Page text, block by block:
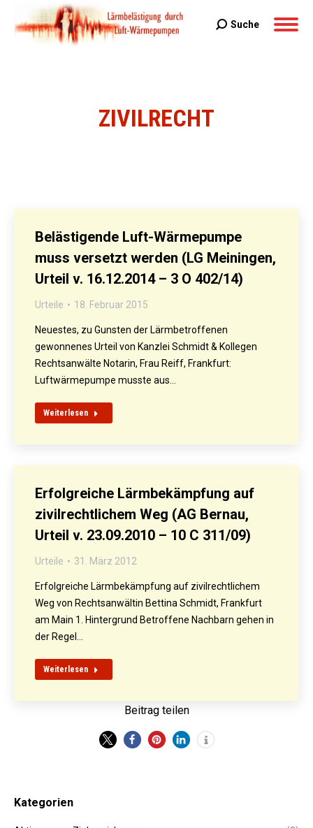
Search:
Suche
ZIVILRECHT
Sie befinden sich hier:
Belästigende Luft-Wärmepumpe
muss versetzt werden (LG Meiningen,
Urteil v. 16.12.2014 – 3 O 402/14)
Urteile 18. Februar 2015
Neuestes, zu Gunsten der Lärmbetroffenen
gewonnenes Urteil von Kanzlei Schmidt & Kollegen
Rechtsanwälte Notarin, Frau Reiff, Frankfurt:
Luftwärmepumpe musste aus…
Weiterlesen
Erfolgreiche Lärmbekämpfung auf
zivilrechtlichem Weg (AG Bernau,
Urteil v. 23.09.2010 – 10 C 311/09)
Urteile 31. März 2012
Erfolgreiche Lärmbekämpfung auf zivilrechtlichem
Weg von Rechtsanwältin Bettina Schmidt, Frankfurt
am Main 1. Hintergrund Betroffene Nachbarn gehen in
der Regel…
Weiterlesen
Beitrag teilen
Kategorien